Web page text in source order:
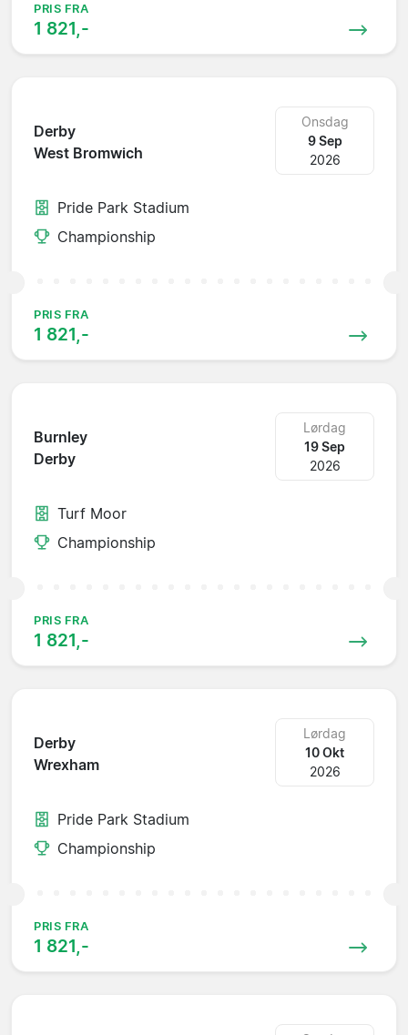
PRIS FRA
1 821,-
Derby
West Bromwich
Onsdag
9 Sep
2026
Pride Park Stadium
Championship
PRIS FRA
1 821,-
Burnley
Derby
Lørdag
19 Sep
2026
Turf Moor
Championship
PRIS FRA
1 821,-
Derby
Wrexham
Lørdag
10 Okt
2026
Pride Park Stadium
Championship
PRIS FRA
1 821,-